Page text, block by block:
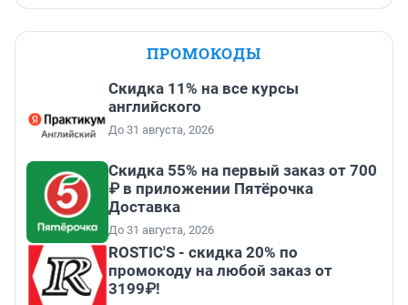
ПРОМОКОДЫ
Скидка 11% на все курсы
английского
До 31 августа, 2026
Скидка 55% на первый заказ от 700
₽ в приложении Пятёрочка
Доставка
До 31 августа, 2026
ROSTIC'S - скидка 20% по
промокоду на любой заказ от
3199₽!